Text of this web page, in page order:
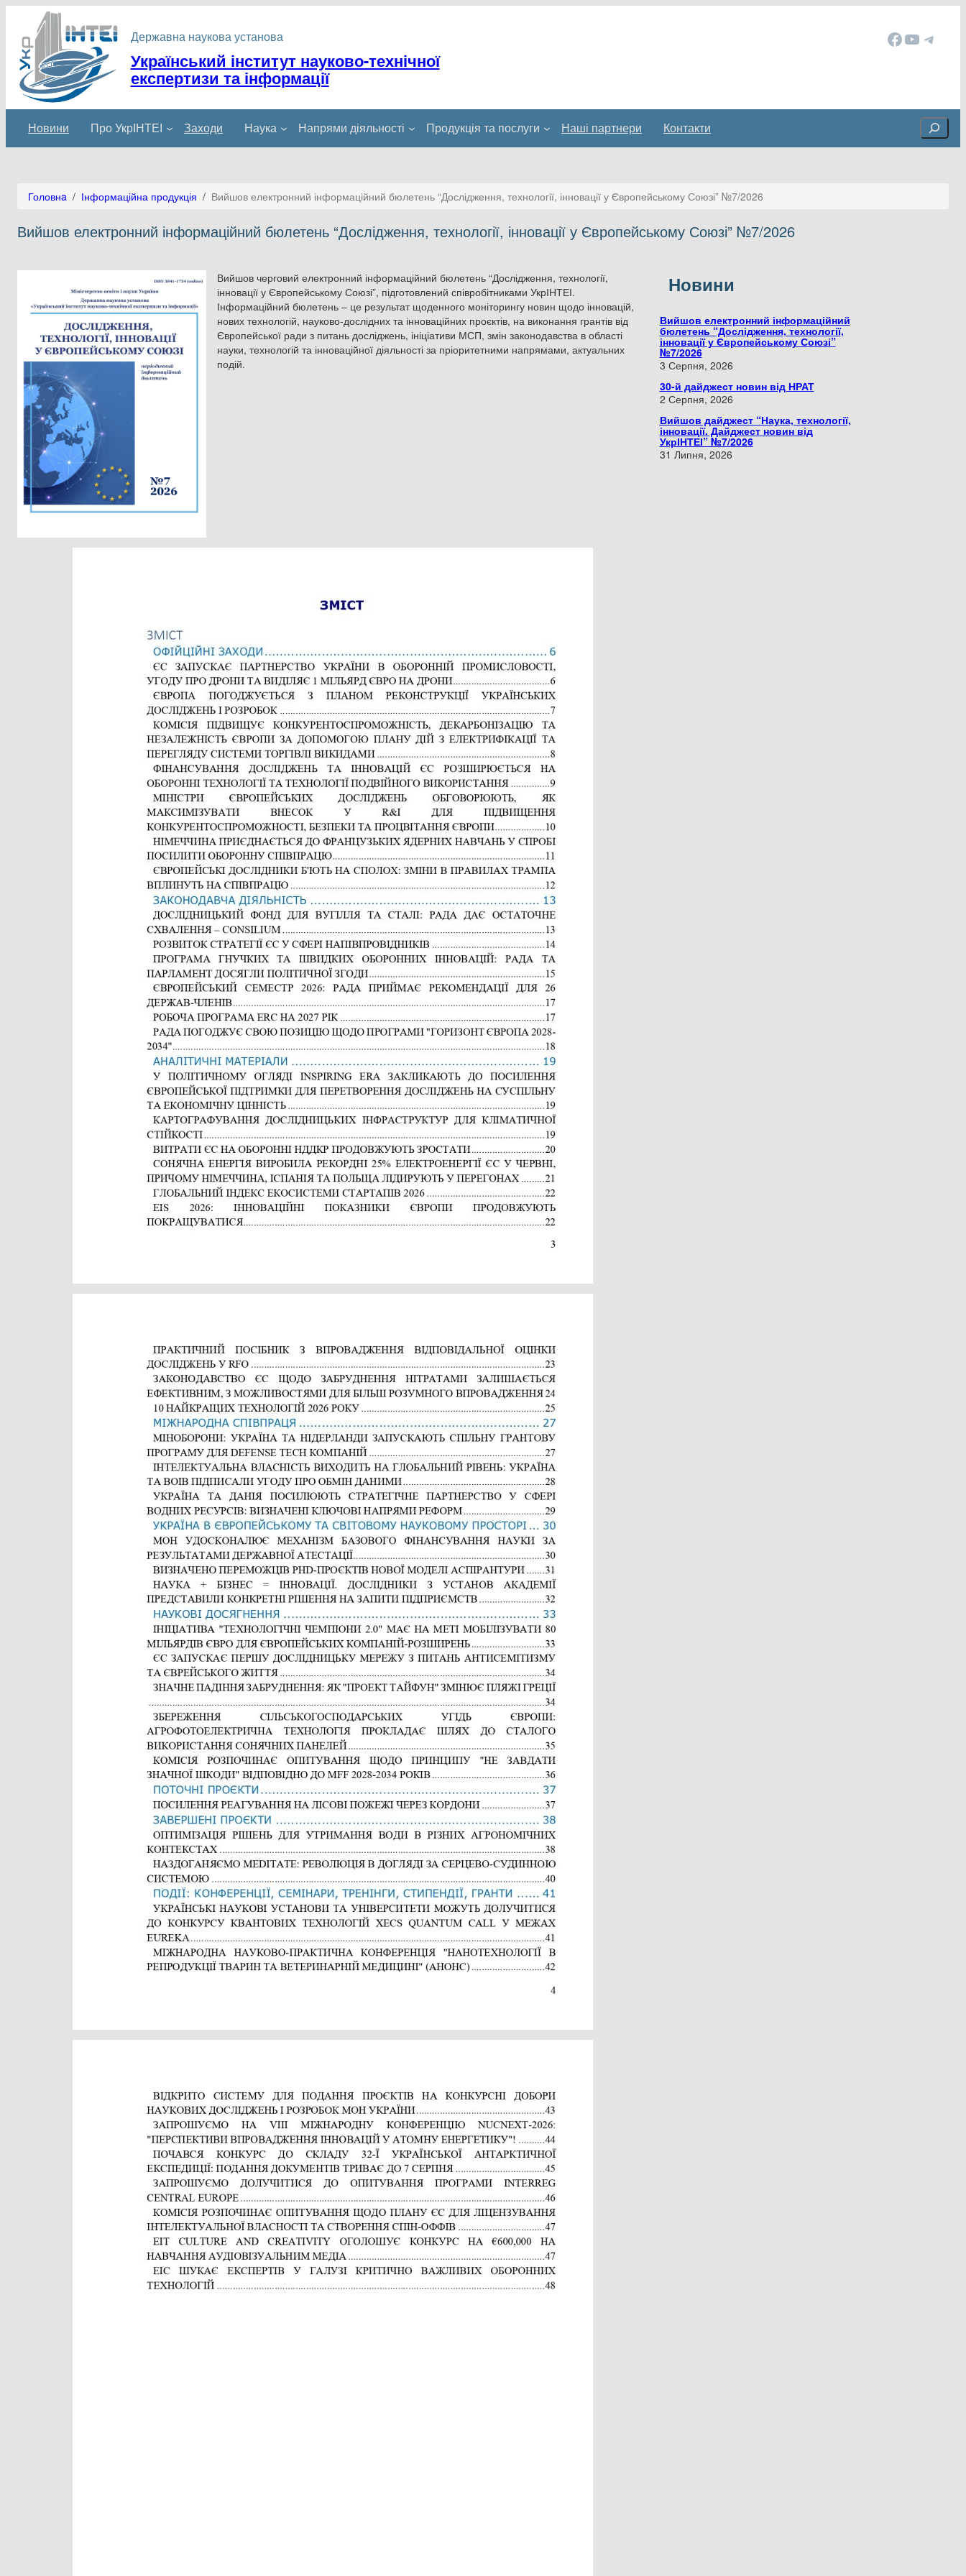
Перейти
вмісту
Державна наукова установа
Український інститут науково-технічної
експертизи та інформації
Facebook YouTube Telegram
Новини Про УкрІНТЕІ Заходи Наука Напрями діяльності Продукція та послуги Наші партнери Контакти Cerca
Головнa / Інформаційна продукція / Вийшов електронний інформаційний бюлетень “Дослідження, технології, інновації у Європейському Союзі” №7/2026
Вийшов електронний інформаційний бюлетень “Дослідження, технології, інновації у Європейському Союзі” №7/2026
Вийшов черговий електронний інформаційний бюлетень “Дослідження, технології,
інновації у Європейському Союзі”, підготовлений співробітниками УкрІНТЕІ.
Інформаційний бюлетень – це результат щоденного моніторингу новин щодо інновацій,
нових технологій, науково-дослідних та інноваційних проєктів, на виконання грантів від
Європейської ради з питань досліджень, ініціативи МСП, змін законодавства в області
науки, технологій та інноваційної діяльності за пріоритетними напрямами, актуальних
подій.
Новини
Вийшов електронний інформаційний
бюлетень “Дослідження, технології,
інновації у Європейському Союзі”
№7/2026
3 Серпня, 2026
30-й дайджест новин від НРАТ
2 Серпня, 2026
Вийшов дайджест “Наука, технології,
інновації. Дайджест новин від
УкрІНТЕІ” №7/2026
31 Липня, 2026